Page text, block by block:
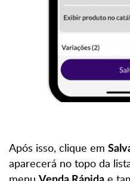
Após isso, clique em
aparecerá no topo da